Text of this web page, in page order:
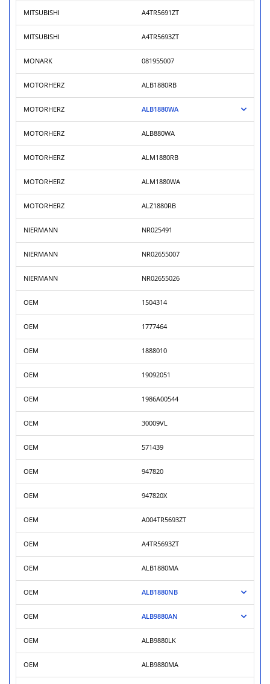
MITSUBISHI A4TR5691ZT
MITSUBISHI A4TR5693ZT
MONARK 081955007
MOTORHERZ ALB1880RB
MOTORHERZ ALB1880WA
MOTORHERZ ALB880WA
MOTORHERZ ALM1880RB
MOTORHERZ ALM1880WA
MOTORHERZ ALZ1880RB
NIERMANN NR025491
NIERMANN NR02655007
NIERMANN NR02655026
OEM 1504314
OEM 1777464
OEM 1888010
OEM 19092051
OEM 1986A00544
OEM 30009VL
OEM 571439
OEM 947820
OEM 947820X
OEM A004TR5693ZT
OEM A4TR5693ZT
OEM ALB1880MA
OEM ALB1880NB
OEM ALB9880AN
OEM ALB9880LK
OEM ALB9880MA